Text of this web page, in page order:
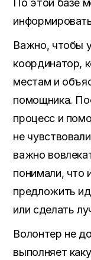
По этой базе
Важно, чтобы
координатор,
местам и
помощника.
процесс и
не
важно
понимали, что
предложить
или сделать
Волонтер не
выполняет